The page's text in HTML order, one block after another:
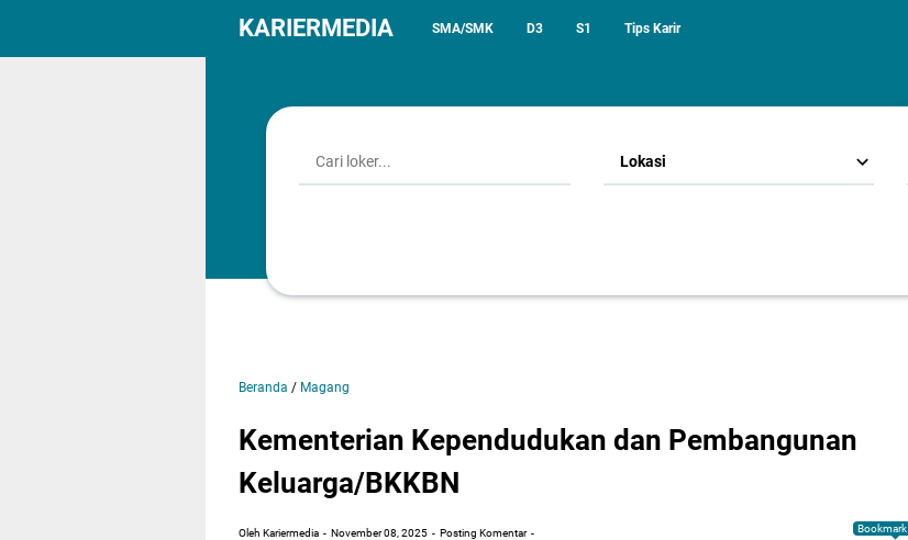
KARIERMEDIA SMA/SMK D3 S1 Tips Karir
Lokasi
Beranda / Magang
Kementerian Kependudukan dan Pembangunan
Keluarga/BKKBN
Oleh Kariermedia November 08, 2025 Posting Komentar Bookmark